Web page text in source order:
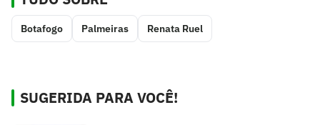
Botafogo Palmeiras Renata Ruel
SUGERIDA PARA VOCÊ!